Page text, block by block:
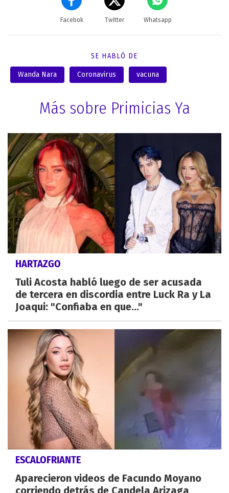
Facebok Twitter Whatsapp
SE HABLÓ DE
Wanda Nara Coronavirus vacuna
Más sobre Primicias Ya
HARTAZGO
Tuli Acosta habló luego de ser acusada
de tercera en discordia entre Luck Ra y La
Joaqui: "Confiaba en que..."
ESCALOFRIANTE
Aparecieron videos de Facundo Moyano
corriendo detrás de Candela Arizaga